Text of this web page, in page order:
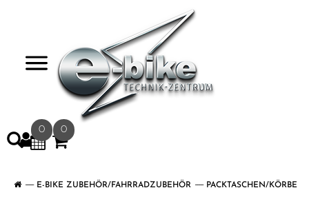
0 0
E-BIKE ZUBEHÖR/FAHRRADZUBEHÖR PACKTASCHEN/KÖRBE